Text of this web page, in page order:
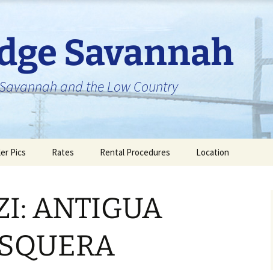
Savannah
and the Low Country
Pics Rates Rental Procedures Location
ANTIGUA